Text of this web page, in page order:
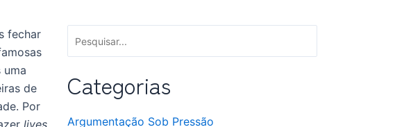
fechar
uma
de
Por
lives
Categorias
Argumentação Sob Pressão